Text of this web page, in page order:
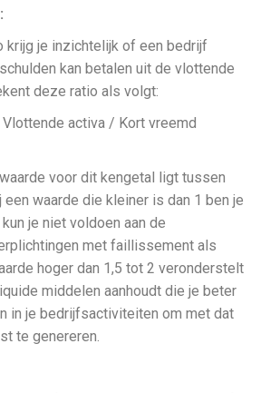
krijg je inzichtelijk of een bedrijf
kan betalen uit de vlottende
deze ratio als volgt:
Vlottende activa / Kort vreemd
voor dit kengetal ligt tussen
een waarde die kleiner is dan 1 ben je
je niet voldoen aan de
met faillissement als
hoger dan 1,5 tot 2 veronderstelt
middelen aanhoudt die je beter
in je bedrijfsactiviteiten om met dat
te genereren.